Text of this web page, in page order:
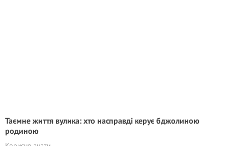
Таємне життя вулика: хто насправді керує бджолиною
родиною